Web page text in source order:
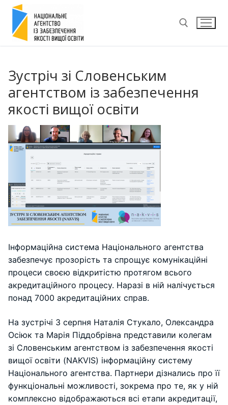
Перейти
вмісту
Зустріч зі Словенським
агентством із забезпечення
якості вищої освіти
Інформаційна система Національного агентства
забезпечує прозорість та спрощує комунікаційні
процеси своєю відкритістю протягом всього
акредитаційного процесу. Наразі в ній налічується
понад 7000 акредитаційних справ.
На зустрічі 3 серпня Наталія Стукало, Олександра
Осіюк та Марія Піддобрівна представили колегам
зі Словенським агентством із забезпечення якості
вищої освіти (NAKVIS) інформаційну систему
Національного агентства. Партнери дізнались про її
функціональні можливості, зокрема про те, як у ній
комплексно відображаються всі етапи акредитації,